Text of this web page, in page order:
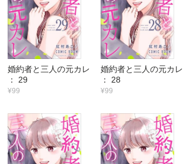
婚約者と三人の元カレ
： 29
¥99
婚約者と三人の元カレ
： 28
¥99